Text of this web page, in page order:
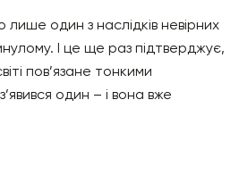
лише один з наслідків невірних
І це ще раз підтверджує,
пов’язане тонкими
один – і вона вже